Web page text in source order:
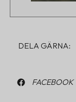
DELA GÄRNA:
FACEBOOK